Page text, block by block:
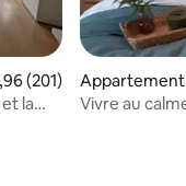
moyenne sur la
(201)
la
Appartement
Vivre au